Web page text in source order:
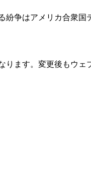
争はアメリカ合衆国
ます。変更後もウ